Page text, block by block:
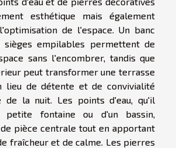
esthétique mais également
de l'espace. Un banc
sièges empilables permettent de
sans l'encombrer, tandis que
peut transformer une terrasse
lieu de détente et de convivialité
de la nuit. Les points d'eau, qu'il
petite fontaine ou d'un bassin,
pièce centrale tout en apportant
fraîcheur et de calme. Les pierres